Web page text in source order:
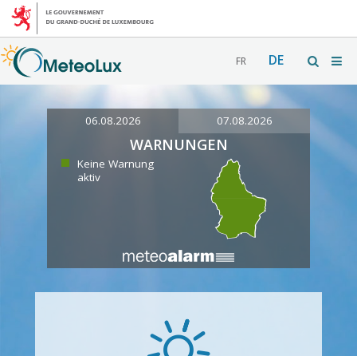
FR DE
06.08.2026 07.08.2026
WARNUNGEN
Keine Warnung
aktiv